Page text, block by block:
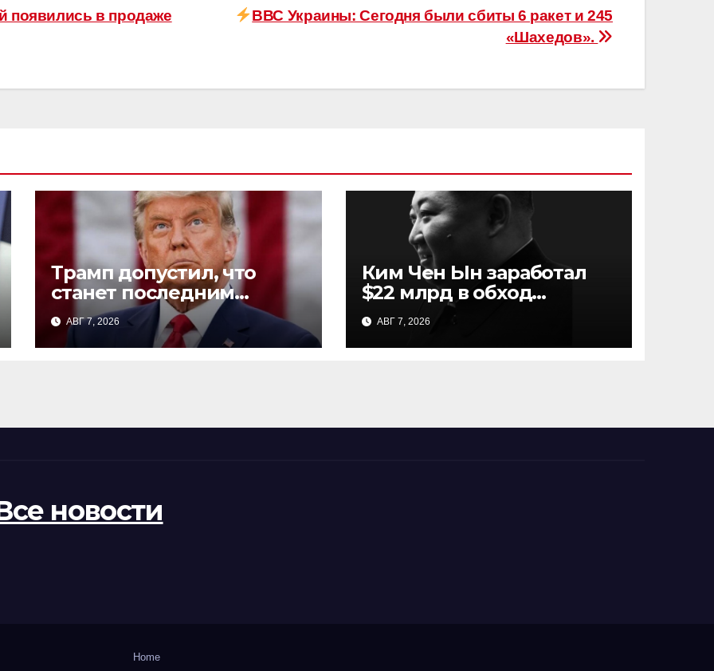
ВВС Украины: Сегодня были сбиты 6 ракет и 245
«Шахедов».
появились в продаже
Трамп допустил, что
станет последним
президентом-
республиканцем в США
АВГ 7, 2026
Ким Чен Ын заработал
$22 млрд в обход
санкций: Bloomberg о
доходах КНДР
АВГ 7, 2026
новости
Home